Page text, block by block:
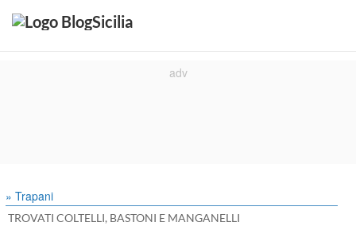
» Trapani
TROVATI COLTELLI, BASTONI E MANGANELLI